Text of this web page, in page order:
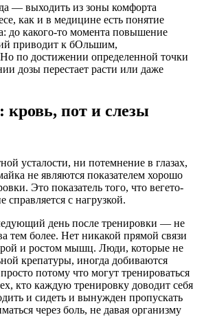
— выходить из зоны комфорта
как и в медицине есть понятие
до какого-то момента повышение
приводит к бОльшим,
по достижении определенной точки
дозы перестает расти или даже
пот и слезы
усталости, ни потемнение в глазах,
не являются показателем хорошо
Это показатель того, что вегето-
справляется с нагрузкой.
день после тренировки — не
тем более. Нет никакой прямой связи
и ростом мышц. Люди, которые не
крепатуры, иногда добиваются
потому что могут тренироваться
кто каждую тренировку доводит себя
и сидеть и вынужден пропускать
через боль, не давая организму